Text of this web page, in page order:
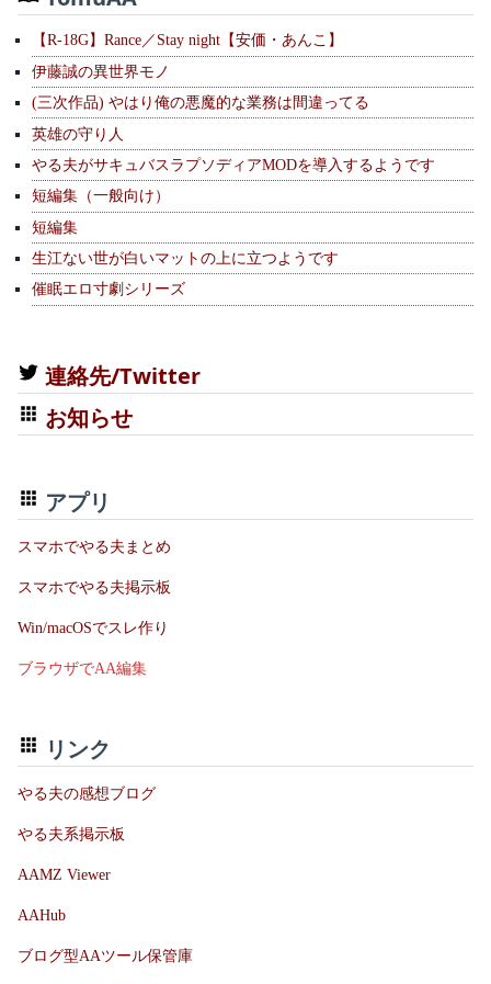
【R-18G】Rance／Stay night【安価・あんこ】
伊藤誠の異世界モノ
(三次作品) やはり俺の悪魔的な業務は間違ってる
英雄の守り人
やる夫がサキュバスラプソディアMODを導入するようです
短編集（一般向け）
短編集
生江ない世が白いマットの上に立つようです
催眠エロ寸劇シリーズ
連絡先/Twitter
お知らせ
アプリ
スマホでやる夫まとめ
スマホでやる夫掲示板
Win/macOSでスレ作り
ブラウザでAA編集
リンク
やる夫の感想ブログ
やる夫系掲示板
AAMZ Viewer
AAHub
ブログ型AAツール保管庫